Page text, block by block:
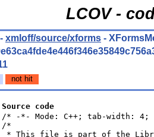
LCOV -
- xmloff/source/xforms -
not hit
code
* -*- Mode: C++; tab-width: